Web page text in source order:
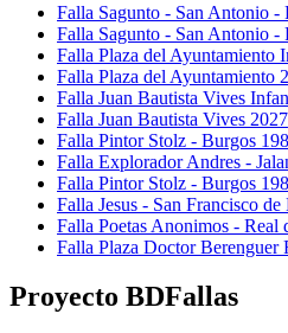
Falla Sagunto - San Antonio -
Falla Sagunto - San Antonio
Falla Plaza del Ayuntamiento
Falla Plaza del Ayuntamiento
Falla Juan Bautista Vives
Falla Juan Bautista Vives 2027
Falla Pintor Stolz - Burgos
Falla Explorador Andres -
Falla Pintor Stolz - Burgos
Falla Jesus - San Francisco
Falla Poetas Anonimos -
Falla Plaza Doctor Berenguer
Proyecto BDFallas